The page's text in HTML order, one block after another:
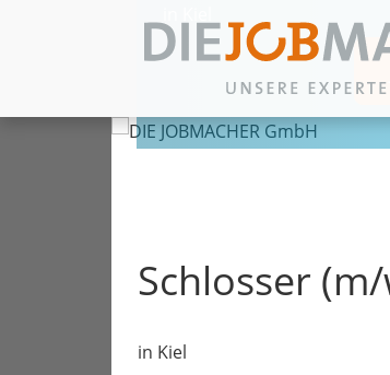
Zum Inhalt springen
Schlosser
in Kiel